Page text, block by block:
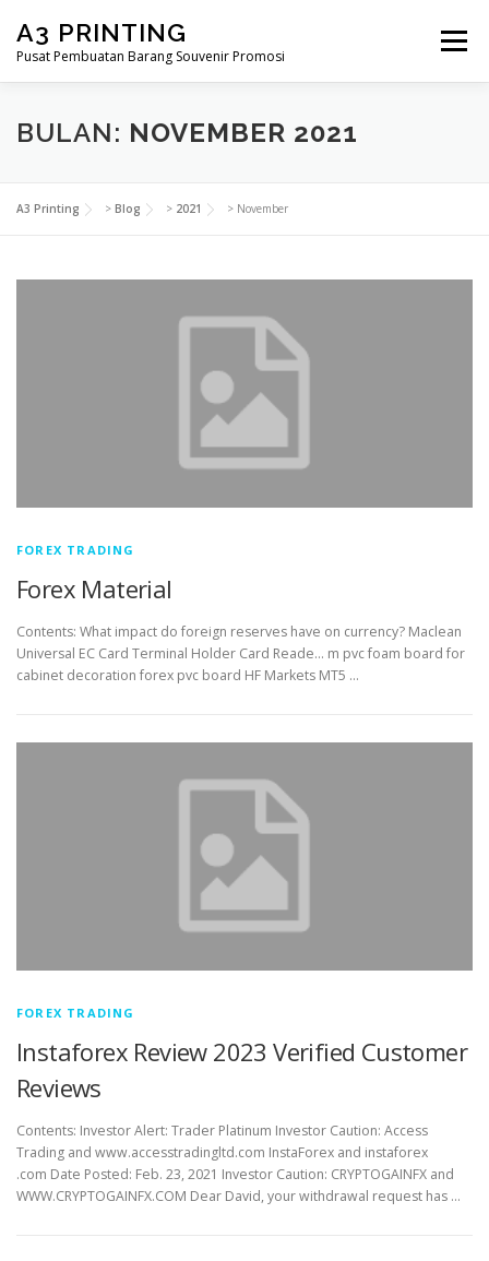
konten
A3 PRINTING
Pusat Pembuatan Barang Souvenir Promosi
Menu
BERANDA PRODUK KAMI SHOP
SAMPLE PAGE
BULAN: NOVEMBER 2021
A3 Printing > Blog > 2021 > November
FOREX TRADING
Forex Material
Contents: What impact do foreign reserves have on currency? Maclean
Universal EC Card Terminal Holder Card Reade… m pvc foam board for
cabinet decoration forex pvc board HF Markets MT5 …
FOREX TRADING
Instaforex Review 2023 Verified Customer
Reviews
Contents: Investor Alert: Trader Platinum Investor Caution: Access
Trading and www.accesstradingltd.com InstaForex and instaforex
.com Date Posted: Feb. 23, 2021 Investor Caution: CRYPTOGAINFX and
WWW.CRYPTOGAINFX.COM Dear David, your withdrawal request has …